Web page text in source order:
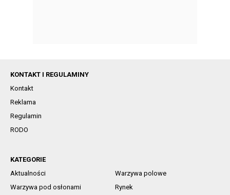
KONTAKT I REGULAMINY
Kontakt
Reklama
Regulamin
RODO
KATEGORIE
Aktualności
Warzywa polowe
Warzywa pod osłonami
Rynek